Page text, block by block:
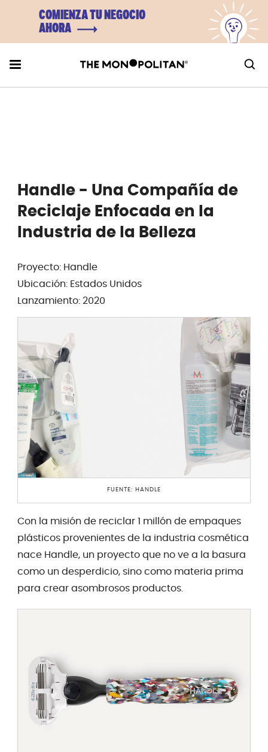
COMIENZA TU NEGOCIO
AHORA
Handle - Una Compañía de
Reciclaje Enfocada en la
Industria de la Belleza
Proyecto: Handle
Ubicación: Estados Unidos
Lanzamiento: 2020
FUENTE: HANDLE
Con la misión de reciclar 1 millón de empaques
plásticos provenientes de la industria cosmética
nace Handle, un proyecto que no ve a la basura
como un desperdicio, sino como materia prima
para crear asombrosos productos.